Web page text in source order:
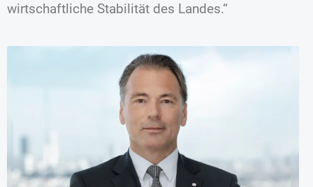
wirtschaftliche Stabilität des Landes.“